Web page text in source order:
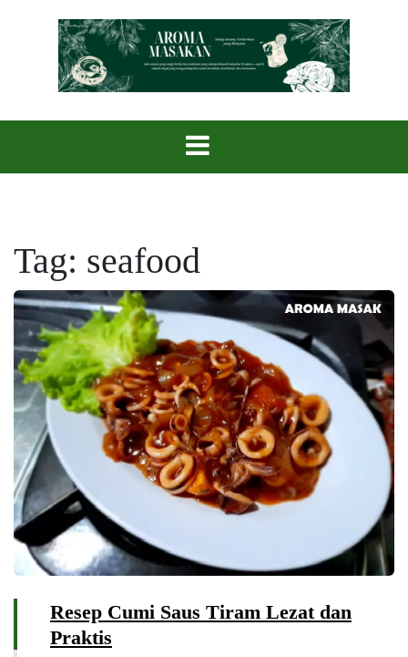
Aroma Masak
Tag: seafood
Resep Cumi Saus Tiram Lezat dan
Praktis